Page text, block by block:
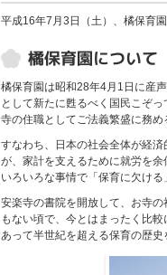
平成16年7月3日（土）、橘保育
橘保育園について
橘保育園は昭和28年4月1日に産
として新たに甦るべく国民こぞ
寺の住職としてご法義繁盛に務
すなわち、日本の社会全体が経
が、家計を支えるために就労を
いろいろな事情で「保育に欠け
安楽寺の書院を開放して、お寺
もない頃で、今とはまったく比
あって半世紀を超える保育の歴史